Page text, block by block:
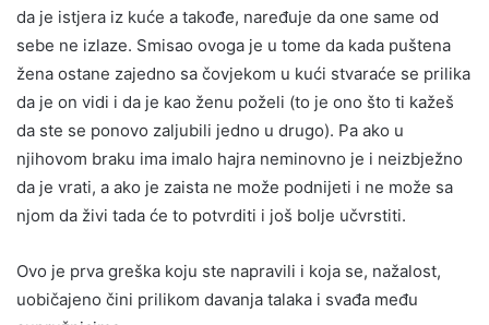
da je istjera iz kuće a takođe, naređuje da one same od
sebe ne izlaze. Smisao ovoga je u tome da kada puštena
žena ostane zajedno sa čovjekom u kući stvaraće se prilika
da je on vidi i da je kao ženu poželi (to je ono što ti kažeš
da ste se ponovo zaljubili jedno u drugo). Pa ako u
njihovom braku ima imalo hajra neminovno je i neizbježno
da je vrati, a ako je zaista ne može podnijeti i ne može sa
njom da živi tada će to potvrditi i još bolje učvrstiti.
Ovo je prva greška koju ste napravili i koja se, nažalost,
uobičajeno čini prilikom davanja talaka i svađa među